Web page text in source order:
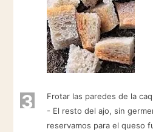
3
Frotar las paredes de la
- El resto del ajo, sin
reservamos para el queso